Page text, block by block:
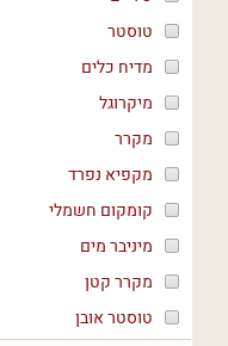
טוסטר
מדיח כלים
מיקרוגל
מקרר
מקפיא נפרד
קומקום חשמלי
מיניבר מים
מקרר קטן
טוסטר אובן